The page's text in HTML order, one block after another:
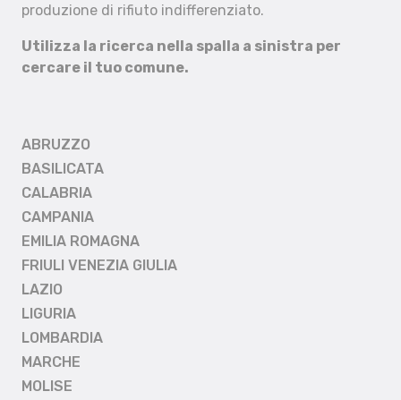
produzione di rifiuto indifferenziato.
Utilizza la ricerca nella spalla a sinistra per
cercare il tuo comune.
ABRUZZO
BASILICATA
CALABRIA
CAMPANIA
EMILIA ROMAGNA
FRIULI VENEZIA GIULIA
LAZIO
LIGURIA
LOMBARDIA
MARCHE
MOLISE